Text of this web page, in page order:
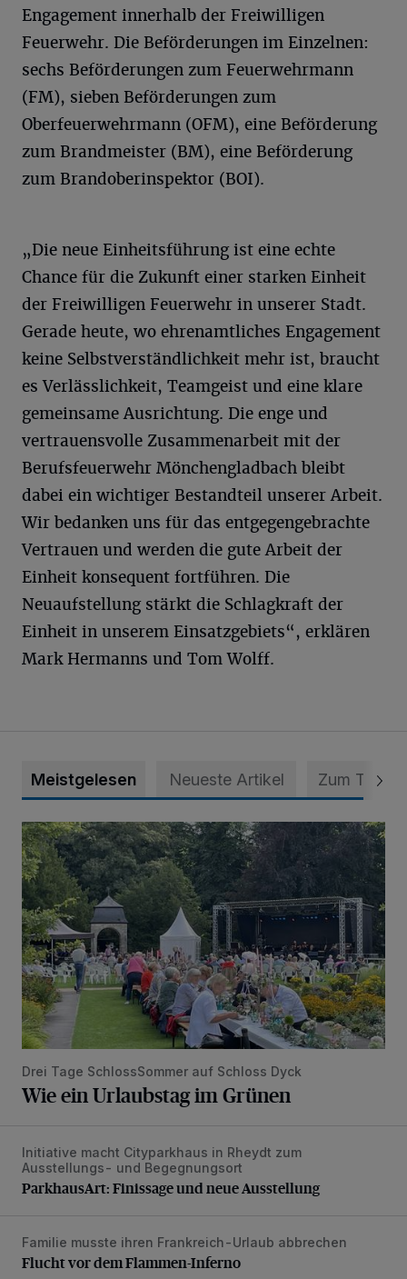
Engagement innerhalb der Freiwilligen
Feuerwehr. Die Beförderungen im Einzelnen:
sechs Beförderungen zum Feuerwehrmann
(FM), sieben Beförderungen zum
Oberfeuerwehrmann (OFM), eine Beförderung
zum Brandmeister (BM), eine Beförderung
zum Brandoberinspektor (BOI).
„Die neue Einheitsführung ist eine echte
Chance für die Zukunft einer starken Einheit
der Freiwilligen Feuerwehr in unserer Stadt.
Gerade heute, wo ehrenamtliches Engagement
keine Selbstverständlichkeit mehr ist, braucht
es Verlässlichkeit, Teamgeist und eine klare
gemeinsame Ausrichtung. Die enge und
vertrauensvolle Zusammenarbeit mit der
Berufsfeuerwehr Mönchengladbach bleibt
dabei ein wichtiger Bestandteil unserer Arbeit.
Wir bedanken uns für das entgegengebrachte
Vertrauen und werden die gute Arbeit der
Einheit konsequent fortführen. Die
Neuaufstellung stärkt die Schlagkraft der
Einheit in unserem Einsatzgebiets“, erklären
Mark Hermanns und Tom Wolff.
Meistgelesen Neueste Artikel Zum Thema
Wie ein Urlaubstag im Grünen
Drei Tage SchlossSommer auf Schloss Dyck
Wie ein Urlaubstag im Grünen
ParkhausArt: Finissage und neue Ausstellung
Initiative macht Cityparkhaus in Rheydt zum
Ausstellungs- und Begegnungsort
ParkhausArt: Finissage und neue Ausstellung
Flucht vor dem Flammen-Inferno
Familie musste ihren Frankreich-Urlaub abbrechen
Flucht vor dem Flammen-Inferno